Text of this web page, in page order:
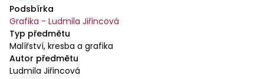
Podsbírka
Grafika - Ludmila Jiřincová
Typ předmětu
Malířství, kresba a grafika
Autor předmětu
Ludmila Jiřincová